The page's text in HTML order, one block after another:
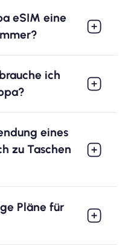
eSIM eine
ich
eines
zu Taschen
Pläne für